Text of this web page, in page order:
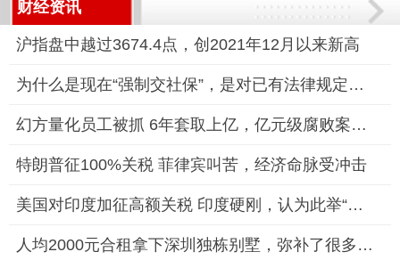
财经资讯
沪指盘中越过3674.4点，创2021年12月以来新高
为什么是现在“强制交社保”，是对已有法律规定的落实和强化
幻方量化员工被抓 6年套取上亿，亿元级腐败案曝光
特朗普征100%关税 菲律宾叫苦，经济命脉受冲击
美国对印度加征高额关税 印度硬刚，认为此举“不公平、不公正、
人均2000元合租拿下深圳独栋别墅，弥补了很多人想住别墅但预算不